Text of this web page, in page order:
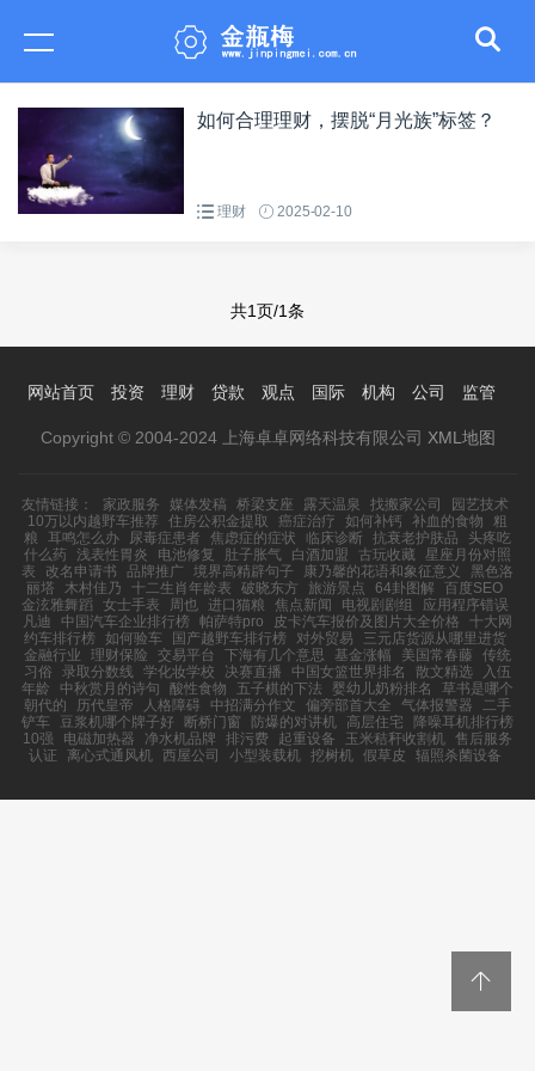
如何合理理财，摆脱“月光族”标签？
理财 2025-02-10
共1页/1条
网站首页 投资 理财 贷款 观点 国际 机构 公司 监管
Copyright © 2004-2024 上海卓卓网络科技有限公司 XML地图
友情链接： 家政服务 媒体发稿 桥梁支座 露天温泉 找搬家公司
园艺技术
10万以内越野车推荐
住房公积金提取 癌症治疗 如何补钙 补血的食物
粗
粮
耳鸣怎么办 尿毒症患者 焦虑症的症状 临床诊断 抗衰老护肤品
头疼吃
什么药
浅表性胃炎 电池修复 肚子胀气 白酒加盟 古玩收藏 星座月份对照
表
改名申请书 品牌推广 境界高精辟句子 康乃馨的花语和象征意义
黑色洛
丽塔
木村佳乃 十二生肖年龄表 破晓东方 旅游景点 64卦图解
百度SEO
金泫雅舞蹈
女士手表 周也 进口猫粮 焦点新闻 电视剧剧组
应用程序错误
凡迪
中国汽车企业排行榜 帕萨特pro 皮卡汽车报价及图片大全价格
十大网
约车排行榜
如何验车 国产越野车排行榜 对外贸易
三元店货源从哪里进货
金融行业
理财保险 交易平台 下海有几个意思 基金涨幅 美国常春藤
传统
习俗
录取分数线 学化妆学校 决赛直播 中国女篮世界排名 散文精选
入伍
年龄
中秋赏月的诗句 酸性食物 五子棋的下法 婴幼儿奶粉排名
草书是哪个
朝代的
历代皇帝 人格障碍 中招满分作文 偏旁部首大全 气体报警器
二手
铲车
豆浆机哪个牌子好 断桥门窗 防爆的对讲机 高层住宅
降噪耳机排行榜
10强
电磁加热器 净水机品牌 排污费 起重设备 玉米秸秆收割机 售后服务
认证
离心式通风机 西屋公司 小型装载机 挖树机 假草皮 辐照杀菌设备